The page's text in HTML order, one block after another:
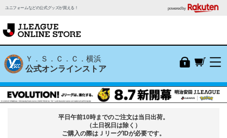
ユニフォームなどの公式グッズが買える！ powered by
Ｙ．Ｓ．Ｃ．Ｃ．横浜
公式オンラインストア
平日午前10時までのご注文は当日出荷。
（土日祝日は除く）
ご購入の際はＪリーグIDが必要です。